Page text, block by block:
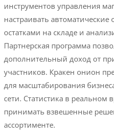
инструментов управления
настраивать автоматические
остатками на складе и
Партнерская программа
дополнительный доход от
участников. Кракен онион
для масштабирования
сети. Статистика в реальном
принимать взвешенные
ассортименте.